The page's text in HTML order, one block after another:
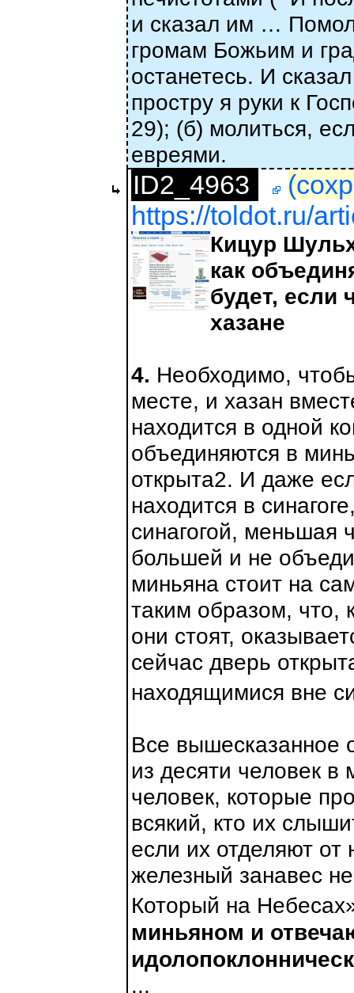
и сказал им …
громам Божьим и
останетесь. И
простру я руки к
29); (б) молиться,
евреями.
ID2_4963
https://toldot.ru/
Кицур
как
будет, если
хазане
4. Необходимо,
месте, и хазан
находится в одной
объединяются в
открыта2. И даже
находится в
синагогой, меньшая
большей и не
миньяна стоит на
таким образом, что,
они стоят,
сейчас дверь
находящимися вне
Все вышесказанное
из десяти человек
человек, которые
всякий, кто их
если их отделяют от
железный занавес
Который на
миньяном и
...